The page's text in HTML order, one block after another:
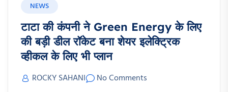
NEWS
टाटा की कंपनी ने Green Energy के लिए
की बड़ी डील रॉकेट बना शेयर इलेक्ट्रिक
व्हीकल के लिए भी प्लान
ROCKY SAHANI
No Comments